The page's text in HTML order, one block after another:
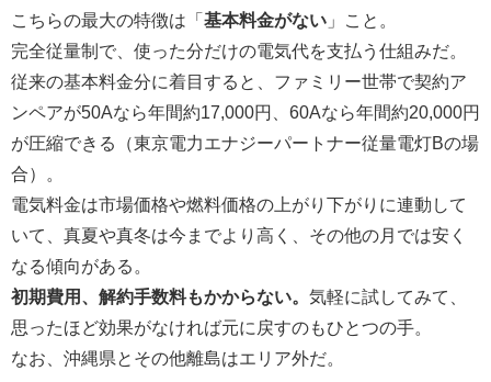
こちらの最大の特徴は「 基本料金がない 」こと。
完全従量制で、使った分だけの電気代を支払う仕組みだ。
従来の基本料金分に着目すると、ファミリー世帯で契約ア
ンペアが50Aなら年間約17,000円、60Aなら年間約20,000円
が圧縮できる（東京電力エナジーパートナー従量電灯Bの場
合）。
電気料金は市場価格や燃料価格の上がり下がりに連動して
いて、真夏や真冬は今までより高く、その他の月では安く
なる傾向がある。
初期費用、解約手数料もかからない。 気軽に試してみて、
思ったほど効果がなければ元に戻すのもひとつの手。
なお、沖縄県とその他離島はエリア外だ。